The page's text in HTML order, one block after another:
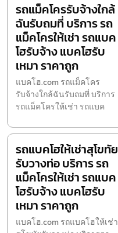
รถแม็คโครรับจ้างใกล้
ฉันรับถมที่ บริการ รถ
แม็คโครให้เช่า รถแบค
โฮรับจ้าง แบคโฮรับ
เหมา ราคาถูก
แบคโฮ.com รถแม็คโคร
รับจ้างใกล้ฉันรับถมที่ บริการ
รถแม็คโครให้เช่า รถแบค
รถแบคโฮให้เช่าสุโขทัย
รับวางท่อ บริการ รถ
แม็คโครให้เช่า รถแบค
โฮรับจ้าง แบคโฮรับ
เหมา ราคาถูก
แบคโฮ.com รถแบคโฮให้เช่า